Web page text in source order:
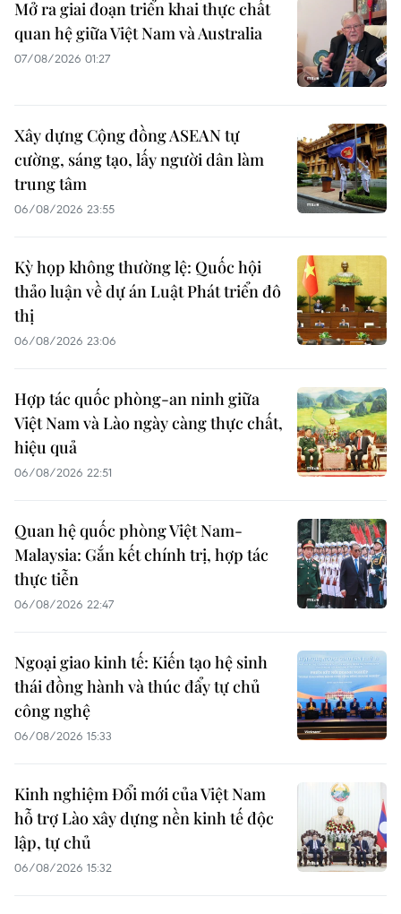
Mở ra giai đoạn triển khai thực chất
quan hệ giữa Việt Nam và Australia
07/08/2026 01:27
Xây dựng Cộng đồng ASEAN tự
cường, sáng tạo, lấy người dân làm
trung tâm
06/08/2026 23:55
Kỳ họp không thường lệ: Quốc hội
thảo luận về dự án Luật Phát triển đô
thị
06/08/2026 23:06
Hợp tác quốc phòng-an ninh giữa
Việt Nam và Lào ngày càng thực chất,
hiệu quả
06/08/2026 22:51
Quan hệ quốc phòng Việt Nam-
Malaysia: Gắn kết chính trị, hợp tác
thực tiễn
06/08/2026 22:47
Ngoại giao kinh tế: Kiến tạo hệ sinh
thái đồng hành và thúc đẩy tự chủ
công nghệ
06/08/2026 15:33
Kinh nghiệm Đổi mới của Việt Nam
hỗ trợ Lào xây dựng nền kinh tế độc
lập, tự chủ
06/08/2026 15:32